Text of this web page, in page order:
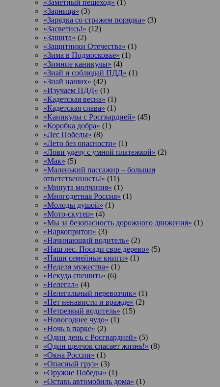
«Заметный пешеход» (1)
«Зарница» (3)
«Зарядка со стражем порядка» (3)
«Засветись!» (12)
«Защита» (2)
«Защитники Отечества» (1)
«Зима в Подмосковье» (1)
«Зимние каникулы» (4)
«Знай и соблюдай ПДД» (1)
«Знай наших» (42)
«Изучаем ПДД» (1)
«Кадетская весна» (1)
«Кадетская слава» (1)
«Каникулы с Росгвардией» (45)
«Коробка добра» (1)
«Лес Победы» (8)
«Лето без опасности» (1)
«Лови удачу с умной платежкой» (2)
«Мак» (5)
«Маленький пассажир – большая
ответственность!» (11)
«Минута молчания» (1)
«Многодетная Россия» (1)
«Молоды душой» (1)
«Мото-скутер» (4)
«Мы за безопасность дорожного движения» (1)
«Наркопритон» (3)
«Начинающий водитель» (2)
«Наш лес. Посади свое дерево» (5)
«Наши семейные книги» (1)
«Неделя мужества» (1)
«Некуда спешить» (6)
«Нелегал» (4)
«Нелегальный перевозчик» (1)
«Нет ненависти и вражде» (2)
«Нетрезвый водитель» (15)
«Новогоднее чудо» (1)
«Ночь в парке» (2)
«Один день с Росгвардией» (5)
«Один щелчок спасает жизнь!» (8)
«Окна России» (1)
«Опасный груз» (3)
«Оружие Победы» (1)
«Оставь автомобиль дома» (1)